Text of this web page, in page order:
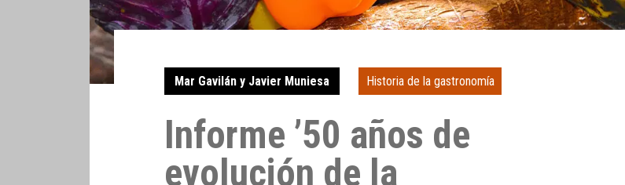
Mar Gavilán y Javier Muniesa Historia de la gastronomía
Informe ’50 años de
evolución de la